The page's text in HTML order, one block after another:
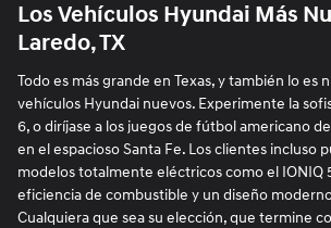
Los Vehículos Hyundai Más
Laredo, TX
Todo es más grande en Texas, y también lo es
vehículos Hyundai nuevos. Experimente la
6, o diríjase a los juegos de fútbol americano
en el espacioso Santa Fe. Los clientes incluso
modelos totalmente eléctricos como el IONIQ
eficiencia de combustible y un diseño
Cualquiera que sea su elección, que termine